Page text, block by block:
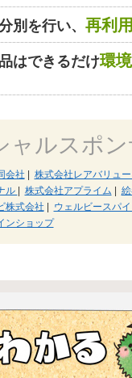
別を行い、 再利用
はできるだけ環
ャルスポン
会社 株式会社レアバリュ
ル
株式会社アプライム
株式会社
ウェルビースパ
ンショップ